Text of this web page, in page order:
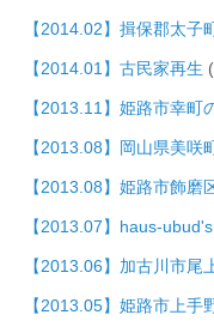
【2014.02】揖保郡太子
【2014.01】古民家再生
【2013.11】姫路市幸町
【2013.08】岡山県美咲
【2013.08】姫路市飾磨
【2013.07】haus-ubud's
【2013.06】加古川市尾
【2013.05】姫路市上手